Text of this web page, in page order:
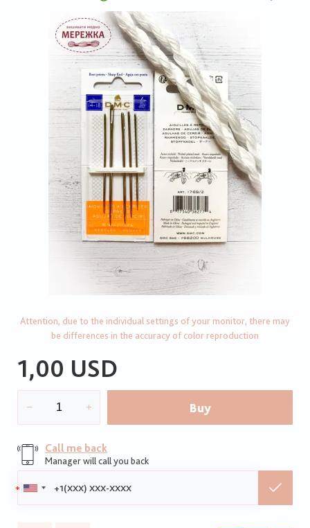
Attention, due to the individual settings of your monitor, there may
be differences in the accuracy of color reproduction
1,00 USD
Buy
Call me back
Manager will call you back